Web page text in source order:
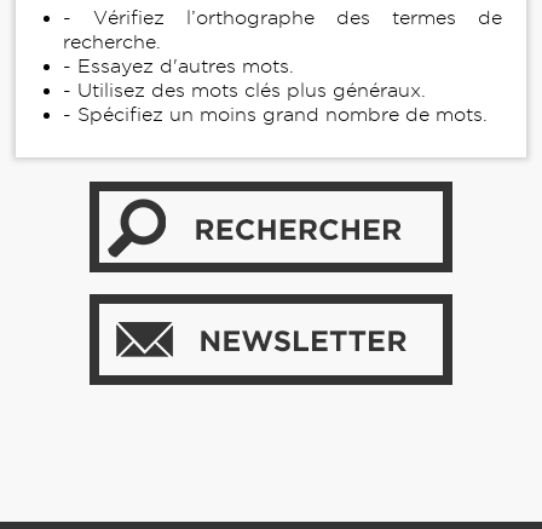
- Vérifiez l’orthographe des termes de
recherche.
- Essayez d'autres mots.
- Utilisez des mots clés plus généraux.
- Spécifiez un moins grand nombre de mots.